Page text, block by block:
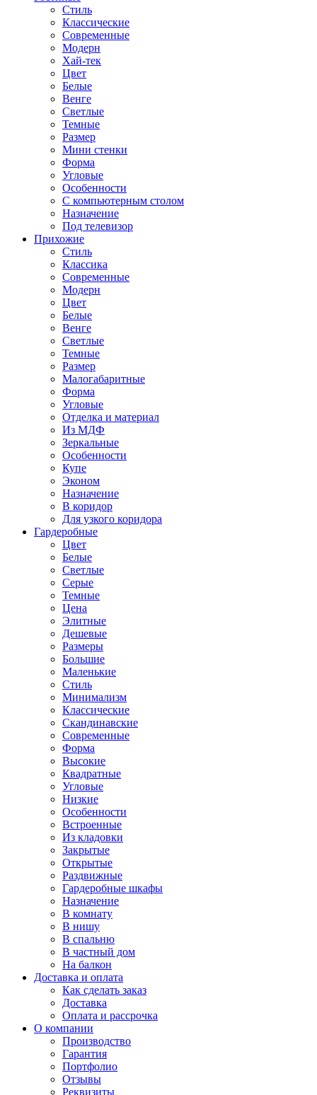
Стиль
Классические
Современные
Модерн
Хай-тек
Цвет
Белые
Венге
Светлые
Темные
Размер
Мини стенки
Форма
Угловые
Особенности
С компьютерным столом
Назначение
Под телевизор
Прихожие
Стиль
Классика
Современные
Модерн
Цвет
Белые
Венге
Светлые
Темные
Размер
Малогабаритные
Форма
Угловые
Отделка и материал
Из МДФ
Зеркальные
Особенности
Купе
Эконом
Назначение
В коридор
Для узкого коридора
Гардеробные
Цвет
Белые
Светлые
Серые
Темные
Цена
Элитные
Дешевые
Размеры
Большие
Маленькие
Стиль
Минимализм
Классические
Скандинавские
Современные
Форма
Высокие
Квадратные
Угловые
Низкие
Особенности
Встроенные
Из кладовки
Закрытые
Открытые
Раздвижные
Гардеробные шкафы
Назначение
В комнату
В нишу
В спальню
В частный дом
На балкон
Доставка и оплата
Как сделать заказ
Доставка
Оплата и рассрочка
О компании
Производство
Гарантия
Портфолио
Отзывы
Реквизиты